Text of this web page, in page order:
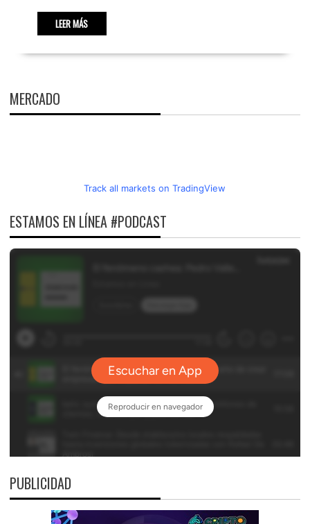
LEER MÁS
MERCADO
Track all markets on TradingView
ESTAMOS EN LÍNEA #PODCAST
PUBLICIDAD